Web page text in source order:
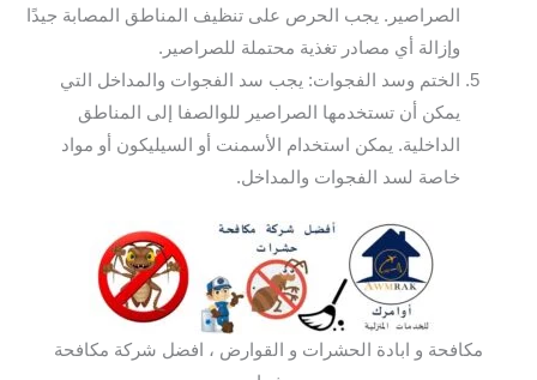
الصراصير. يجب الحرص على تنظيف المناطق المصابة جيدًا
وإزالة أي مصادر تغذية محتملة للصراصير.
الختم وسد الفجوات: يجب سد الفجوات والمداخل التي
يمكن أن تستخدمها الصراصير للوالصفا إلى المناطق
الداخلية. يمكن استخدام الأسمنت أو السيليكون أو مواد
خاصة لسد الفجوات والمداخل.
مكافحة و ابادة الحشرات و القوارض ، افضل شركة مكافحة